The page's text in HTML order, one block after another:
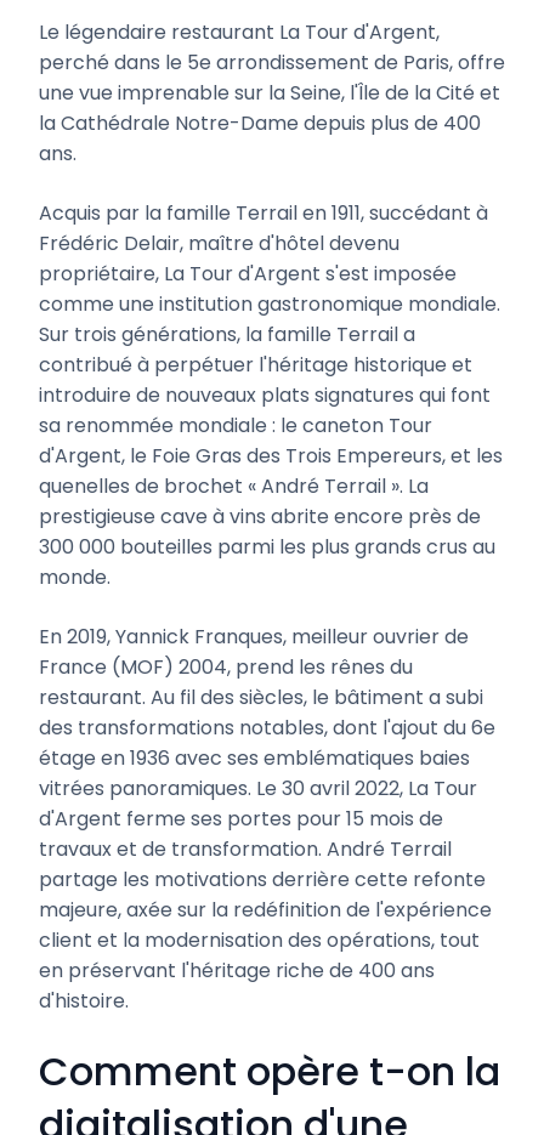
Le légendaire restaurant La Tour d'Argent,
perché dans le 5e arrondissement de Paris, offre
une vue imprenable sur la Seine, l'Île de la Cité et
la Cathédrale Notre-Dame depuis plus de 400
ans.
Acquis par la famille Terrail en 1911, succédant à
Frédéric Delair, maître d'hôtel devenu
propriétaire, La Tour d'Argent s'est imposée
comme une institution gastronomique mondiale.
Sur trois générations, la famille Terrail a
contribué à perpétuer l'héritage historique et
introduire de nouveaux plats signatures qui font
sa renommée mondiale : le caneton Tour
d'Argent, le Foie Gras des Trois Empereurs, et les
quenelles de brochet « André Terrail ». La
prestigieuse cave à vins abrite encore près de
300 000 bouteilles parmi les plus grands crus au
monde.
En 2019, Yannick Franques, meilleur ouvrier de
France (MOF) 2004, prend les rênes du
restaurant. Au fil des siècles, le bâtiment a subi
des transformations notables, dont l'ajout du 6e
étage en 1936 avec ses emblématiques baies
vitrées panoramiques. Le 30 avril 2022, La Tour
d'Argent ferme ses portes pour 15 mois de
travaux et de transformation. André Terrail
partage les motivations derrière cette refonte
majeure, axée sur la redéfinition de l'expérience
client et la modernisation des opérations, tout
en préservant l'héritage riche de 400 ans
d'histoire.
Comment opère t-on la